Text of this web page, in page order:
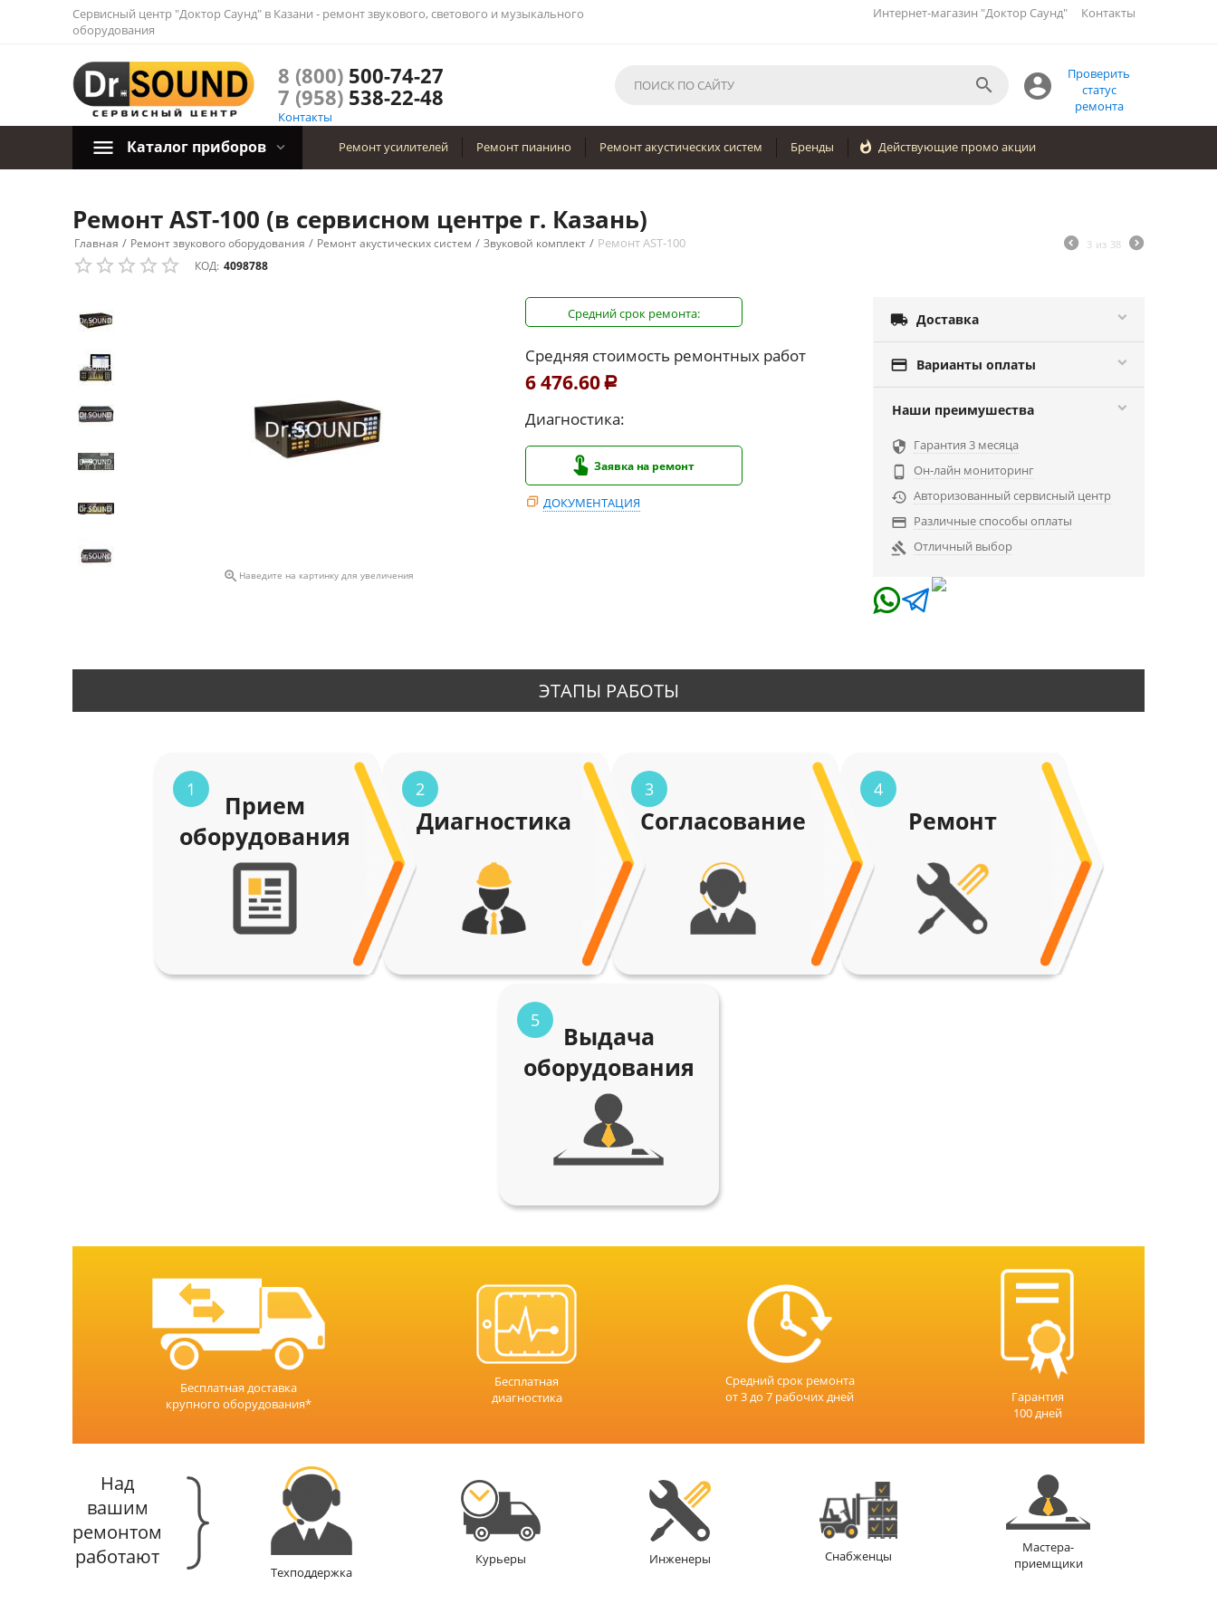
Сервисный центр "Доктор Саунд" в Казани - ремонт звукового, светового и музыкального
оборудования
Интернет-магазин "Доктор Саунд" Контакты
8 (800)500-74-27
7 (958)538-22-48
Контакты
Проверить
статус
ремонта


Каталог приборов Ремонт усилителей Ремонт пианино Ремонт акустических систем Бренды  Действующие промо акции
Ремонт AST-100 (в сервисном центре г. Казань)
Главная / Ремонт звукового оборудования / Ремонт акустических систем / Звуковой комплект / Ремонт AST-100 3 из 38
КОД: 4098788
 Наведите на картинку для увеличения
Средний срок ремонта:
Средняя стоимость ремонтных работ
6 476.60 Р
Диагностика:
Заявка на ремонт
ДОКУМЕНТАЦИЯ
 Доставка
 Варианты оплаты
Наши преимушества
 Гарантия 3 месяца

Он-лайн мониторинг
 Авторизованный сервисный центр
 Различные способы оплаты
 Отличный выбор
ЭТАПЫ РАБОТЫ
1
Прием
оборудования
2
Диагностика
3
Согласование
4
Ремонт
5
Выдача
оборудования
Бесплатная доставка
крупного оборудования*
Бесплатная
диагностика
Средний срок ремонта
от 3 до 7 рабочих дней
Гарантия
100 дней
Над
вашим
ремонтом
работают
Техподдержка
Курьеры Инженеры Снабженцы
Мастера-
приемщики